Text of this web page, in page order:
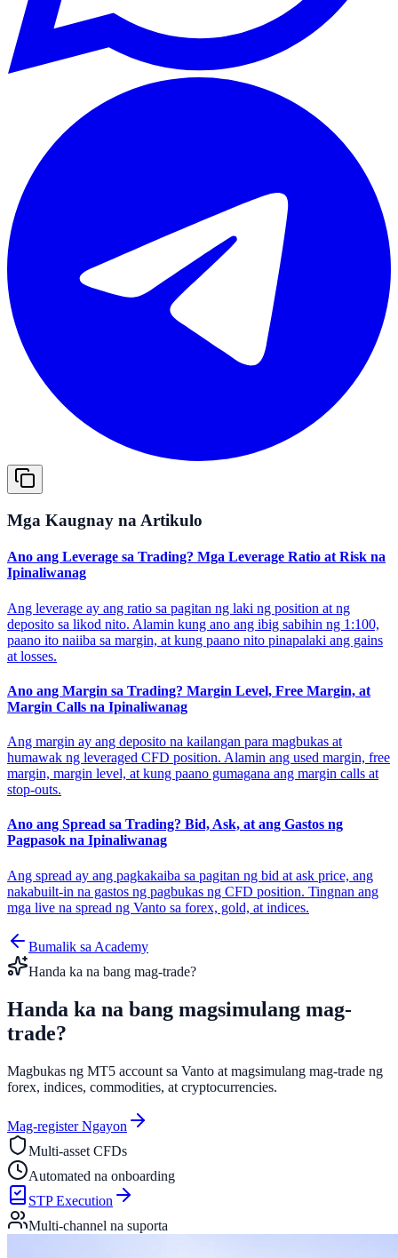
Mga Kaugnay na Artikulo
Ano ang Leverage sa Trading? Mga Leverage Ratio at Risk na
Ipinaliwanag
Ang leverage ay ang ratio sa pagitan ng laki ng position at ng
deposito sa likod nito. Alamin kung ano ang ibig sabihin ng 1:100,
paano ito naiiba sa margin, at kung paano nito pinapalaki ang gains
at losses.
Ano ang Margin sa Trading? Margin Level, Free Margin, at
Margin Calls na Ipinaliwanag
Ang margin ay ang deposito na kailangan para magbukas at
humawak ng leveraged CFD position. Alamin ang used margin, free
margin, margin level, at kung paano gumagana ang margin calls at
stop-outs.
Ano ang Spread sa Trading? Bid, Ask, at ang Gastos ng
Pagpasok na Ipinaliwanag
Ang spread ay ang pagkakaiba sa pagitan ng bid at ask price, ang
nakabuilt-in na gastos ng pagbukas ng CFD position. Tingnan ang
mga live na spread ng Vanto sa forex, gold, at indices.
Bumalik sa Academy
Handa ka na bang mag-trade?
Handa ka na bang magsimulang mag-
trade?
Magbukas ng MT5 account sa Vanto at magsimulang mag-trade ng
forex, indices, commodities, at cryptocurrencies.
Mag-register Ngayon
Multi-asset CFDs
Automated na onboarding
STP Execution
Multi-channel na suporta